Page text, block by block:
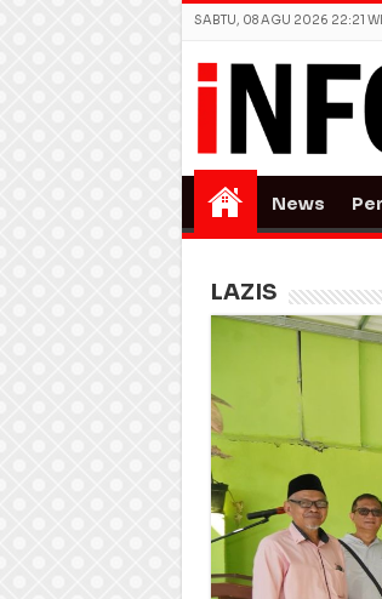
SABTU, 08 AGU 2026 22:21
News
LAZIS